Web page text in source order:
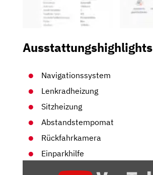
Ausstattungshighlights
Navigationssystem
Lenkradheizung
Sitzheizung
Abstandstempomat
Rückfahrkamera
Einparkhilfe